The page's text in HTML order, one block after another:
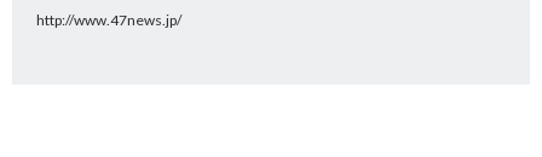
http://www.47news.jp/